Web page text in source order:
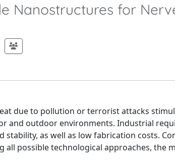
Nanostructures for
due to pollution or terrorist attacks
and outdoor environments. Industrial
as well as low fabrication costs.
all possible technological approaches,